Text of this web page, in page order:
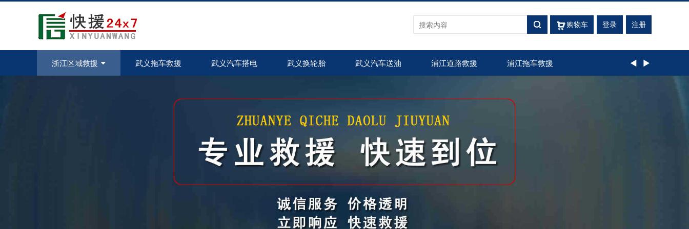
登录 注册
购物车
浙江区域救援 武义拖车救援 武义汽车搭电 武义换轮胎 武义汽车送油 浦江道路救援 浦江拖车救援 ◄ ►